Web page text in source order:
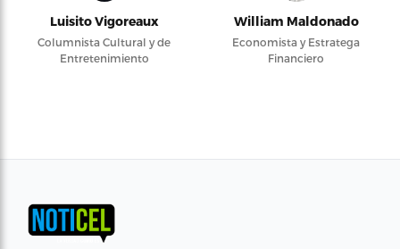
Luisito Vigoreaux
Columnista Cultural y de
Entretenimiento
William Maldonado
Economista y Estratega
Financiero